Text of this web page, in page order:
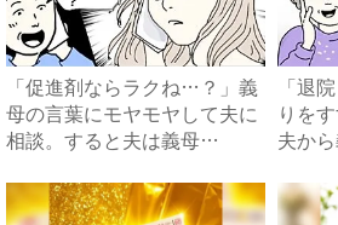
「促進剤ならラクね…？」義
母の言葉にモヤモヤして夫に
相談。すると夫は義母
「退
りを
夫か